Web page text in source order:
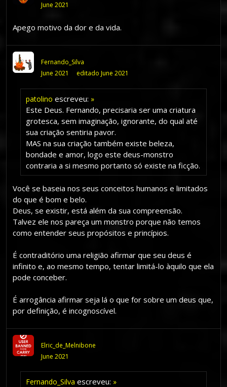
June 2021
Apego motivo da dor e da vida.
Fernando_Silva
June 2021
editado June 2021
patolino escreveu: »
Este Deus. Fernando, precisaria ser uma criatura
grotesca, sem imaginação, ignorante, do qual até
sua criação sentiria pavor.
MAS na sua criação também existe beleza,
bondade e amor, logo este deus-monstro
contraria a si mesmo portanto só existe na ficção.
Você se baseia nos seus conceitos humanos e limitados
do que é bom e belo.
Deus, se existir, está além da sua compreensão.
Talvez ele nos pareça um monstro porque não temos
como entender seus propósitos e princípios.
É contraditório uma religião afirmar que seu deus é
infinito e, ao mesmo tempo, tentar limitá-lo àquilo que ela
pode conceber.
É arrogância afirmar seja lá o que for sobre um deus que,
por definição, é incognoscível.
Elric_de_Melnibone
June 2021
Fernando_Silva escreveu: »